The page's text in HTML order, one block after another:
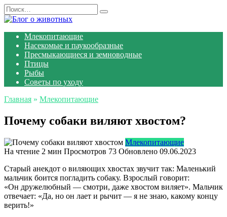
Перейти
к
Search
for:
Млекопитающие
Насекомые и паукообразные
Пресмыкающиеся и земноводные
Птицы
Рыбы
Советы по уходу
Главная » Млекопитающие
Почему собаки виляют хвостом?
Млекопитающие
На чтение 2 мин Просмотров 73 Обновлено 09.06.2023
Старый анекдот о виляющих хвостах звучит так: Маленький
мальчик боится погладить собаку. Взрослый говорит:
«Он дружелюбный — смотри, даже хвостом виляет». Мальчик
отвечает: «Да, но он лает и рычит — я не знаю, какому концу
верить!»